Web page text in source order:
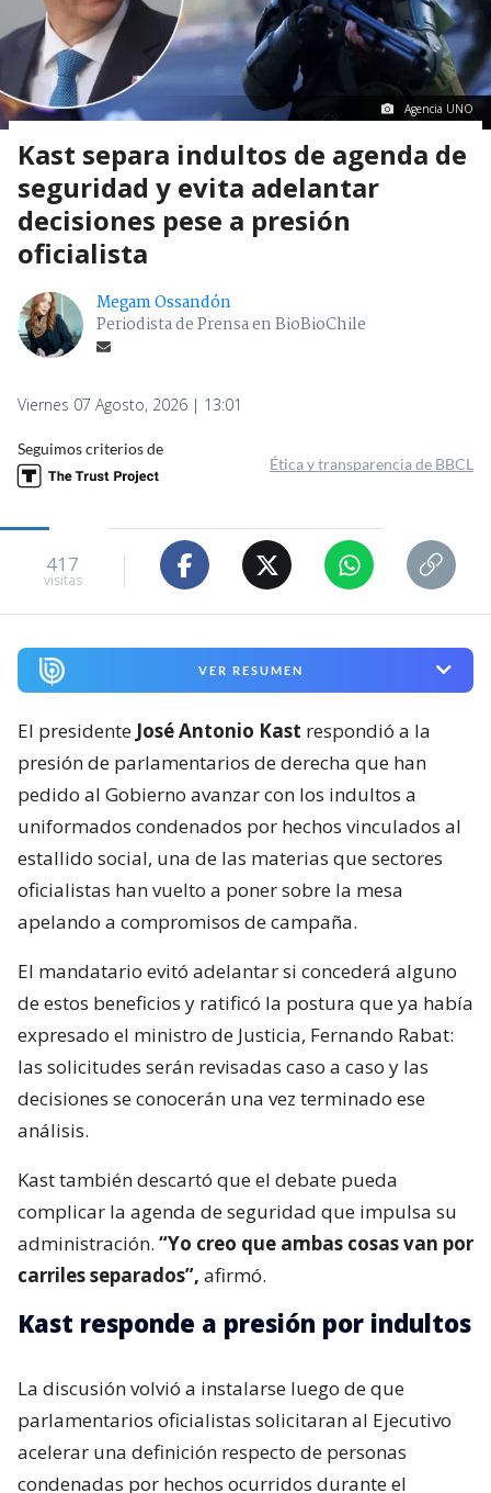
Agencia UNO
Kast separa indultos de agenda de
seguridad y evita adelantar
decisiones pese a presión
oficialista
Megam Ossandón
Periodista de Prensa en BioBioChile
Viernes 07 Agosto, 2026 | 13:01
Seguimos criterios de
Ética y transparencia de BBCL
417
visitas
VER RESUMEN
El presidente José Antonio Kast respondió a la
presión de parlamentarios de derecha que han
pedido al Gobierno avanzar con los indultos a
uniformados condenados por hechos vinculados al
estallido social, una de las materias que sectores
oficialistas han vuelto a poner sobre la mesa
apelando a compromisos de campaña.
El mandatario evitó adelantar si concederá alguno
de estos beneficios y ratificó la postura que ya había
expresado el ministro de Justicia, Fernando Rabat:
las solicitudes serán revisadas caso a caso y las
decisiones se conocerán una vez terminado ese
análisis.
Kast también descartó que el debate pueda
complicar la agenda de seguridad que impulsa su
administración. “Yo creo que ambas cosas van por
carriles separados”, afirmó.
Kast responde a presión por indultos
La discusión volvió a instalarse luego de que
parlamentarios oficialistas solicitaran al Ejecutivo
acelerar una definición respecto de personas
condenadas por hechos ocurridos durante el